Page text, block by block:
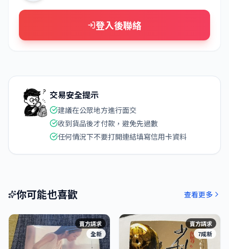
登入後聯絡
交易安全提示
建議在公眾地方進行面交
收到貨品後才付款，避免先過數
任何情況下不要打開連結填寫信用卡資料
你可能也喜歡 查看更多
賣方請求
全新
賣方請求
7成新